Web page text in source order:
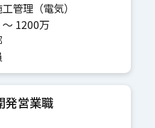
管理（電気）
1200万
発営業職